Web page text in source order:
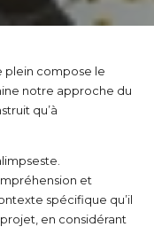
plein compose le
notre approche du
qu’à
et
spécifique qu’il
en considérant